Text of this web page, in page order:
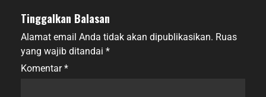
Tinggalkan Balasan
Alamat email Anda tidak akan dipublikasikan. Ruas
yang wajib ditandai *
Komentar*